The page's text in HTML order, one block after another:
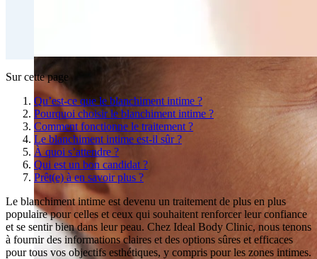
Sur cette page
Qu’est-ce que le blanchiment intime ?
Pourquoi choisir le blanchiment intime ?
Comment fonctionne le traitement ?
Le blanchiment intime est-il sûr ?
À quoi s’attendre ?
Qui est un bon candidat ?
Prêt(e) à en savoir plus ?
Le blanchiment intime est devenu un traitement de plus en plus
populaire pour celles et ceux qui souhaitent renforcer leur confiance
et se sentir bien dans leur peau. Chez Ideal Body Clinic, nous tenons
à fournir des informations claires et des options sûres et efficaces
pour tous vos objectifs esthétiques, y compris pour les zones intimes.